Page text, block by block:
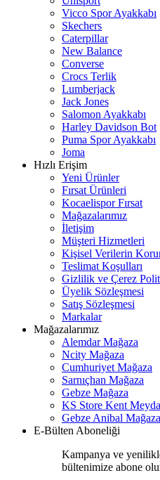
Vicco Spor Ayakkabı
Skechers
Caterpillar
New Balance
Converse
Crocs Terlik
Lumberjack
Jack Jones
Salomon Ayakkabı
Harley Davidson Bot
Puma Spor Ayakkabı
Joma
Hızlı Erişim
Yeni Ürünler
Fırsat Ürünleri
Kocaelispor Fırsat
Mağazalarımız
İletişim
Müşteri Hizmetleri
Kişisel Verilerin
Teslimat Koşulları
Gizlilik ve Çerez
Üyelik Sözleşmesi
Satış Sözleşmesi
Markalar
Mağazalarımız
Alemdar Mağaza
Ncity Mağaza
Cumhuriyet Mağaza
Sarnıçhan Mağaza
Gebze Mağaza
KS Store Kent
Gebze Anibal Mağaza
E-Bülten Aboneliği
Kampanya ve
bültenimize abone